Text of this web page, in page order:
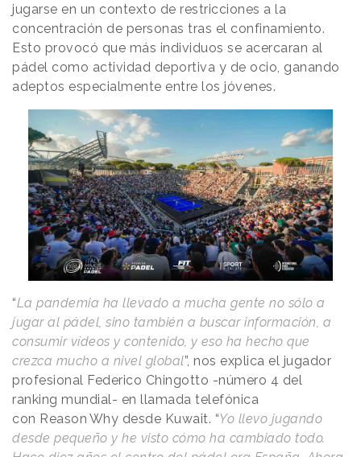
jugarse en un contexto de restricciones a la
concentración de personas tras el confinamiento.
Esto provocó que más individuos se acercaran al
pádel como actividad deportiva y de ocio, ganando
adeptos especialmente entre los jóvenes.
“La pandemia ha llevado a mucha gente no sólo a
jugar al pádel, sino también a buscar información, a
consumir vídeos y contenido, y eso ha hecho que
crezca mucho a nivel global”, nos explica el jugador
profesional Federico Chingotto -número 4 del
ranking mundial- en llamada telefónica
con Reason Why desde Kuwait. “Yo llevo jugando
desde pequeño y he visto cómo ha cambiado todo.